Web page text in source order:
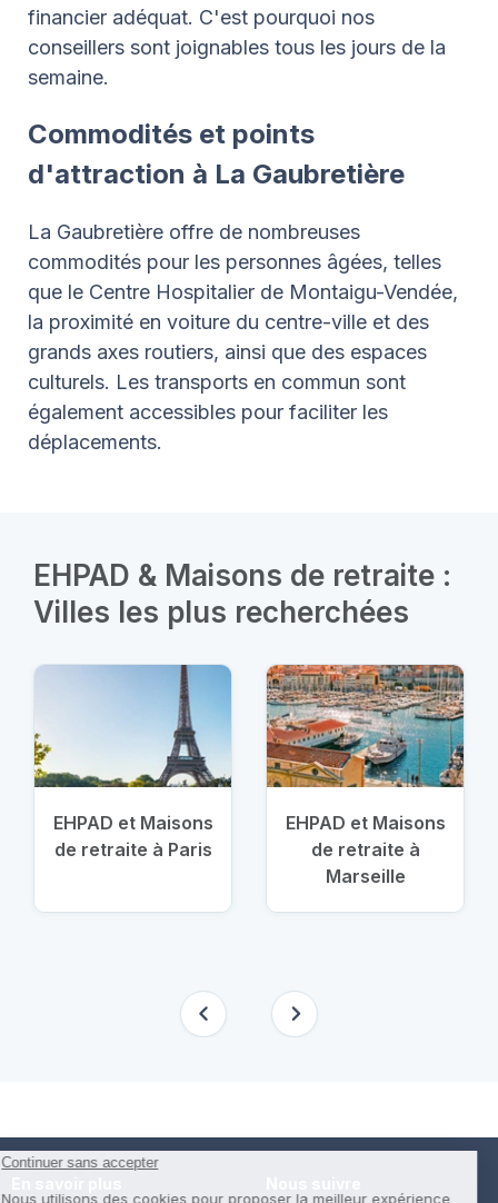
financier adéquat. C'est pourquoi nos
conseillers sont joignables tous les jours de la
semaine.
Commodités et points
d'attraction à La Gaubretière
La Gaubretière offre de nombreuses
commodités pour les personnes âgées, telles
que le Centre Hospitalier de Montaigu-Vendée,
la proximité en voiture du centre-ville et des
grands axes routiers, ainsi que des espaces
culturels. Les transports en commun sont
également accessibles pour faciliter les
déplacements.
EHPAD & Maisons de retraite :
Villes les plus recherchées
EHPAD et Maisons
de retraite à Paris
EHPAD et Maisons
de retraite à
Marseille